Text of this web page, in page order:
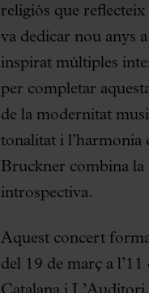
religiós que
va dedicar nou anys
inspirat múltiples
per completar
de la modernitat
tonalitat i l’harmonia
Bruckner combina
introspectiva.
Aquest concert
del 19 de març a